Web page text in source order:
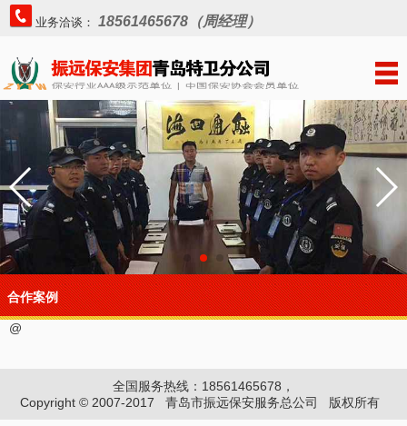
业务洽谈： 18561465678（周经理）
合作案例
@
全国服务热线：18561465678，
Copyright © 2007-2017 青岛市振远保安服务总公司 版权所有